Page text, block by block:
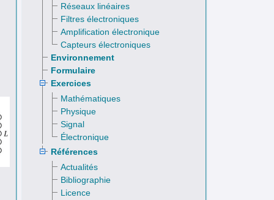
Réseaux linéaires
Filtres électroniques
Amplification électronique
Capteurs électroniques
Environnement
Formulaire
Exercices
Mathématiques
Physique
Signal
Électronique
Références
Actualités
Bibliographie
Licence